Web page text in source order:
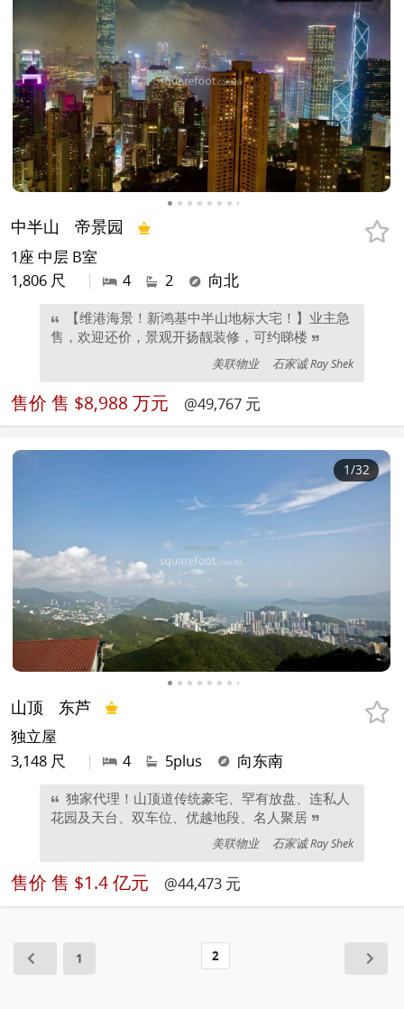
中半山 帝景园
1座 中层 B室
1,806 尺
| 4 2 向北
【维港海景！新鸿基中半山地标大宅！】业主急
售，欢迎还价，景观开扬靓装修，可约睇楼
美联物业 石家诚 Ray Shek
售价 售 $8,988 万元 @49,767 元
1/32
山顶 东芦
独立屋
3,148 尺
| 4 5plus 向东南
独家代理！山顶道传统豪宅、罕有放盘、连私人
花园及天台、双车位、优越地段、名人聚居
美联物业 石家诚 Ray Shek
售价 售 $1.4 亿元 @44,473 元
1 2